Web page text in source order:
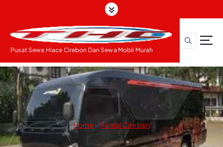
o
c
o
n
t
t
Pusat Sewa Hiace Cirebon Dan Sewa Mobil Murah
Home » Rental Cirebon